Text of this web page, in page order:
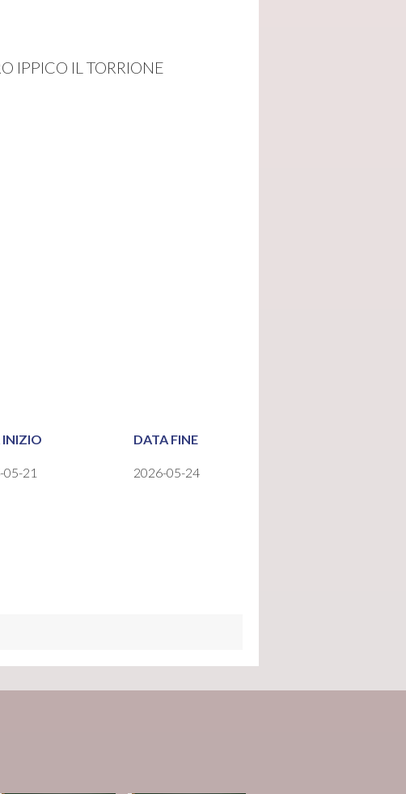
IPPICO IL TORRIONE
INIZIO DATA FINE
05-21 2026-05-24